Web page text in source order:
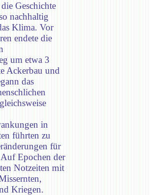
Geschichte
nachhaltig
Klima. Vor
endete die
um etwa 3
Ackerbau und
das
in
führten zu
für
Epochen der
Notzeiten mit
Kriegen.